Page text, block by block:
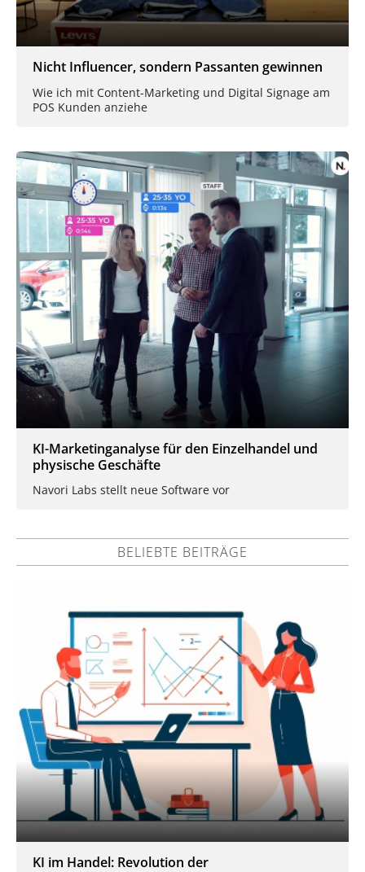
Nicht Influencer, sondern Passanten gewinnen
Wie ich mit Content-Marketing und Digital Signage am
POS Kunden anziehe
KI-Marketinganalyse für den Einzelhandel und
physische Geschäfte
Navori Labs stellt neue Software vor
BELIEBTE BEITRÄGE
KI im Handel: Revolution der